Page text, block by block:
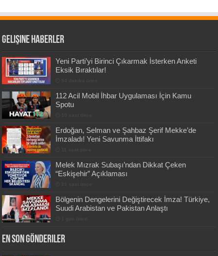
Gelişine Haberler
Yeni Parti’yi Birinci Çıkarmak İsterken Anketi
Eksik Bıraktılar!
112 Acil Mobil İhbar Uygulaması İçin Kamu
Spotu
Erdoğan, Selman ve Şahbaz Şerif Mekke’de
İmzaladı! Yeni Savunma İttifakı
Melek Mızrak Subaşı’ndan Dikkat Çeken
“Eskişehir” Açıklaması
Bölgenin Dengelerini Değiştirecek İmza! Türkiye,
Suudi Arabistan ve Pakistan Anlaştı
En Son Gönderiler